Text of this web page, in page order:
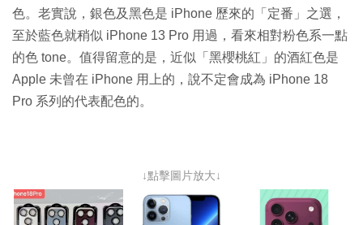
色。老實說，銀色及黑色是 iPhone 歷來的「定番」之選，
至於藍色就稍似 iPhone 13 Pro 用過，看來相對粉色系一點
的色 tone。值得留意的是，近似「黑櫻桃紅」的酒紅色是
Apple 未曾在 iPhone 用上的，說不定會成為 iPhone 18
Pro 系列的代表配色的。
↓點擊圖片放大↓